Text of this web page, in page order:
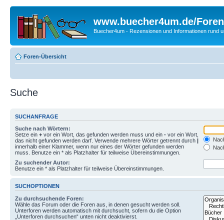
www.buecher4um.de/Foren
Buecher4um - Rezensionen und Informationen rund
Foren-Übersicht
Suche
SUCHANFRAGE
Suche nach Wörtern:
Setze ein + vor ein Wort, das gefunden werden muss und ein - vor ein Wort,
das nicht gefunden werden darf. Verwende mehrere Wörter getrennt durch |
innerhalb einer Klammer, wenn nur eines der Wörter gefunden werden
muss. Benutze ein * als Platzhalter für teilweise Übereinstimmungen.
Zu suchender Autor:
Benutze ein * als Platzhalter für teilweise Übereinstimmungen.
SUCHOPTIONEN
Zu durchsuchende Foren:
Wähle das Forum oder die Foren aus, in denen gesucht werden soll.
Unterforen werden automatisch mit durchsucht, sofern du die Option
„Unterforen durchsuchen“ unten nicht deaktivierst.